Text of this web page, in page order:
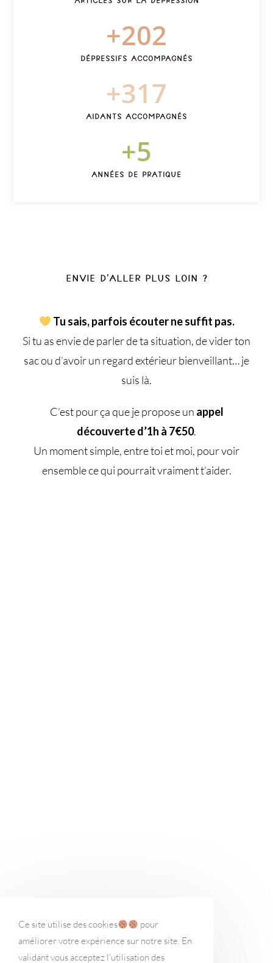
Dépressifs accompagnés
+202
Aidants accompagnés
+317
Années de pratique
+5
Envie d’aller plus loin ?
Tu sais, parfois écouter ne suffit pas.
Si tu as envie de parler de ta situation, de vider ton
sac ou d’avoir un regard extérieur bienveillant… je
suis là.
C’est pour ça que je propose un appel
découverte d’1h à 7€50.
Un moment simple, entre toi et moi, pour voir
ensemble ce qui pourrait vraiment t’aider.
Ce site utilise des cookies
pour
améliorer votre expérience sur notre site. En
validant vous acceptez l'utilisation des